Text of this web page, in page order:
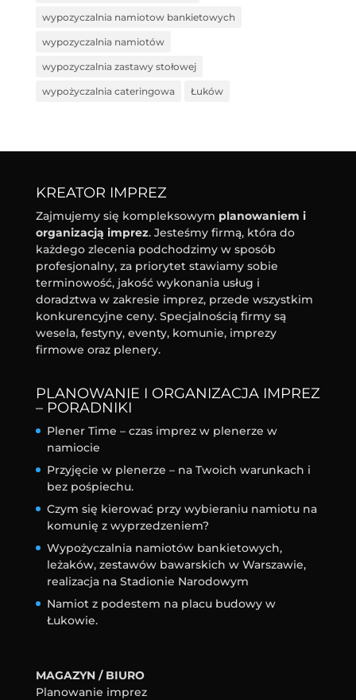
wypozyczalnia namiotow bankietowych
wypozyczalnia namiotów
wypozyczalnia zastawy stołowej
wypożyczalnia cateringowa Łuków
KREATOR IMPREZ
Zajmujemy się kompleksowym planowaniem i
organizacją imprez. Jesteśmy firmą, która do
każdego zlecenia podchodzimy w sposób
profesjonalny, za priorytet stawiamy sobie
terminowość, jakość wykonania usług i
doradztwa w zakresie imprez, przede wszystkim
konkurencyjne ceny. Specjalnością firmy są
wesela, festyny, eventy, komunie, imprezy
firmowe oraz plenery.
PLANOWANIE I ORGANIZACJA IMPREZ
– PORADNIKI
Plener Time – czas imprez w plenerze w
namiocie
Przyjęcie w plenerze – na Twoich warunkach i
bez pośpiechu.
Czym się kierować przy wybieraniu namiotu na
komunię z wyprzedzeniem?
Wypożyczalnia namiotów bankietowych,
leżaków, zestawów bawarskich w Warszawie,
realizacja na Stadionie Narodowym
Namiot z podestem na placu budowy w
Łukowie.
MAGAZYN / BIURO
Planowanie imprez